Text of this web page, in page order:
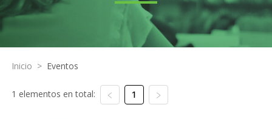
Inicio > Eventos
1 elementos en total: 1